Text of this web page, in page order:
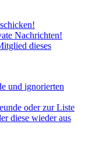
Nachrichten!
dieses
und ignorierten
oder zur Liste
diese wieder aus